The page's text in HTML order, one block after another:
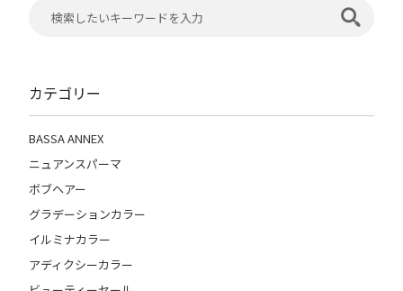
カテゴリー
BASSA ANNEX
ニュアンスパーマ
ボブヘアー
グラデーションカラー
イルミナカラー
アディクシーカラー